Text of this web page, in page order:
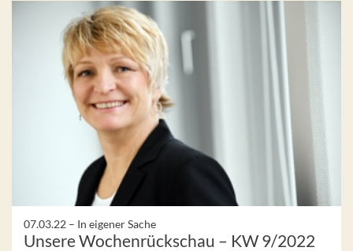
07.03.22 – In eigener Sache
Unsere Wochenrückschau – KW 9/2022